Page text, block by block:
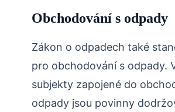
Obchodování s odpady
Zákon o odpadech také
pro obchodování s odpady.
subjekty zapojené do
odpady jsou povinny